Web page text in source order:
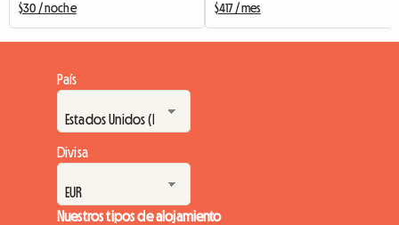
$30 / noche $417 / mes
País
Divisa
Nuestros tipos de alojamiento